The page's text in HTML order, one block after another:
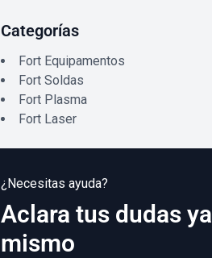
Categorías
Fort Equipamentos
Fort Soldas
Fort Plasma
Fort Laser
¿Necesitas ayuda?
Aclara tus dudas ya
mismo